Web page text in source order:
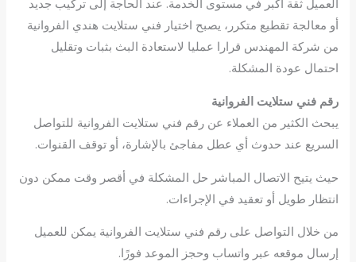
العميل ثقة أكبر في مستوى الخدمة. عند الحاجة إلى تركيب جديد
أو معالجة تقطيع متكرر، يصبح اختيار فني ستلايت هندي الفروانية
من شركة المهندس قرارا عمليا لاستعادة البث بثبات وتقليل
احتمال عودة المشكلة.
رقم فني ستلايت الفروانية
يبحث الكثير من العملاء عن رقم فني ستلايت الفروانية للتواصل
السريع عند حدوث أي عطل مفاجئ بالإشارة، أو توقف القنوات.
حيث يتيح الاتصال المباشر حل المشكلة في أقصر وقت ممكن دون
انتظار طويل أو تعقيد في الإجراءات.
من خلال التواصل على رقم فني ستلايت الفروانية يمكن للعميل
إرسال موقعه عبر واتساب وحجز الموعد فورًا.